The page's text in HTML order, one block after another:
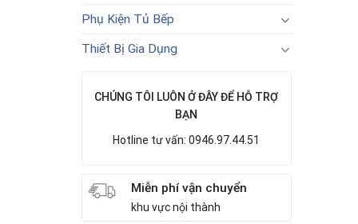
Phụ Kiện Tủ Bếp
Thiết Bị Gia Dụng
CHÚNG TÔI LUÔN Ở ĐÂY ĐỂ HỖ TRỢ
BẠN
Hotline tư vấn: 0946.97.44.51
Miễn phí vận chuyển
khu vực nội thành